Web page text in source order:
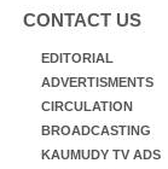
CONTACT US
EDITORIAL
ADVERTISMENTS
CIRCULATION
BROADCASTING
KAUMUDY TV ADS